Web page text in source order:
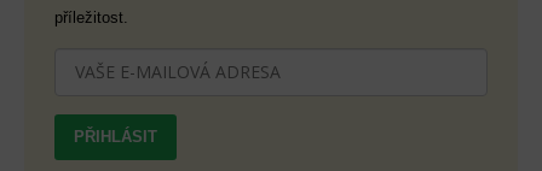
příležitost.
PŘIHLÁSIT